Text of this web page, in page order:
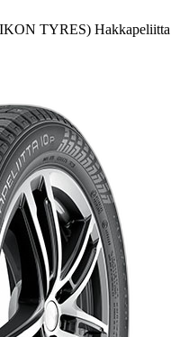
TYRES) Hakkapeliitta